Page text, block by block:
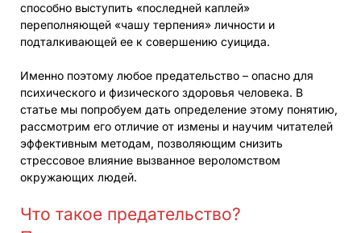
способно выступить «последней каплей»
переполняющей «чашу терпения» личности и
подталкивающей ее к совершению суицида.
Именно поэтому любое предательство – опасно для
психического и физического здоровья человека. В
статье мы попробуем дать определение этому понятию,
рассмотрим его отличие от измены и научим читателей
эффективным методам, позволяющим снизить
стрессовое влияние вызванное вероломством
окружающих людей.
Что такое предательство?